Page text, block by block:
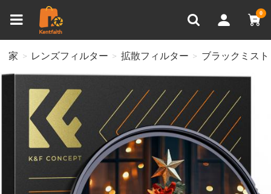
0
比較商品 (0)
家 レンズフィルター 拡散フィルター ブラックミスト